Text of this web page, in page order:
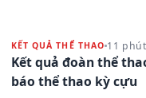
KẾT QUẢ THỂ THAO 11
Kết quả đoàn thể
báo thể thao kỳ cựu